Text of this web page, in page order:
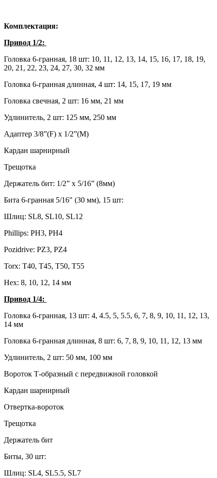
Комплектация:
Привод 1/2:
Головка 6-гранная, 18 шт: 10, 11, 12, 13, 14, 15, 16, 17, 18, 19,
20, 21, 22, 23, 24, 27, 30, 32 мм
Головка 6-гранная длинная, 4 шт: 14, 15, 17, 19 мм
Головка свечная, 2 шт: 16 мм, 21 мм
Удлинитель, 2 шт: 125 мм, 250 мм
Адаптер 3/8”(F) х 1/2”(M)
Кардан шарнирный
Трещотка
Держатель бит: 1/2” х 5/16” (8мм)
Бита 6-гранная 5/16" (30 мм), 15 шт:
Шлиц: SL8, SL10, SL12
Phillips: PH3, PH4
Pozidrive: PZ3, PZ4
Torx: T40, Т45, Т50, Т55
Hex: 8, 10, 12, 14 мм
Привод 1/4:
Головка 6-гранная, 13 шт: 4, 4.5, 5, 5.5, 6, 7, 8, 9, 10, 11, 12, 13,
14 мм
Головка 6-гранная длинная, 8 шт: 6, 7, 8, 9, 10, 11, 12, 13 мм
Удлинитель, 2 шт: 50 мм, 100 мм
Вороток Т-образный с передвижной головкой
Кардан шарнирный
Отвертка-вороток
Трещотка
Держатель бит
Биты, 30 шт:
Шлиц: SL4, SL5.5, SL7